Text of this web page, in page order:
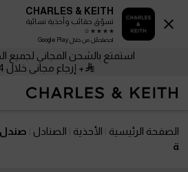
استمتع بالشحن المجاني لجميع
+ إرجاع مجاني خلال 14 يومًا!
الصفحة الرئيسية الأحذية الصنادل
صندل
ة
CHARLES & KEITH
تسوّق حقائب وأحذية نسائية
احصلحمّل من خلال Google Play